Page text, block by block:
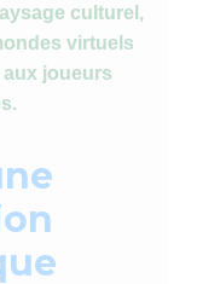
culturel,
virtuels
joueurs